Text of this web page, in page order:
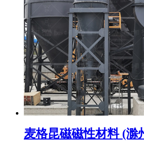
麦格昆磁磁性材料 (滁